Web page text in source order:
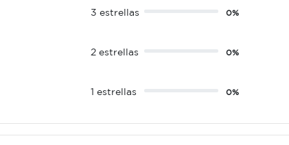
3 estrellas 0%
2 estrellas 0%
1 estrellas 0%